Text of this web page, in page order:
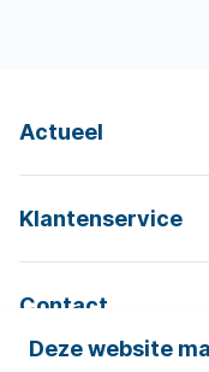
Deze website
Actueel
Klantenservice
Contact